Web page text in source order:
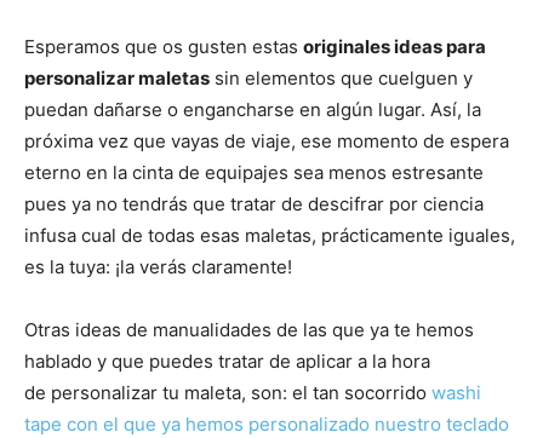
Esperamos que os gusten estas originales ideas para
personalizar maletas sin elementos que cuelguen y
puedan dañarse o engancharse en algún lugar. Así, la
próxima vez que vayas de viaje, ese momento de espera
eterno en la cinta de equipajes sea menos estresante
pues ya no tendrás que tratar de descifrar por ciencia
infusa cual de todas esas maletas, prácticamente iguales,
es la tuya: ¡la verás claramente!
Otras ideas de manualidades de las que ya te hemos
hablado y que puedes tratar de aplicar a la hora
de personalizar tu maleta, son: el tan socorrido washi
tape con el que ya hemos personalizado nuestro teclado